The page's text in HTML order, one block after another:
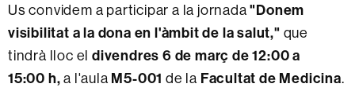
Us convidem a participar a la jornada"Donem
visibilitat a la dona en l'àmbit de la salut," que
tindrà lloc eldivendres 6 de març de 12:00 a
15:00 h,a l'aula M5-001de la Facultat de Medicina.